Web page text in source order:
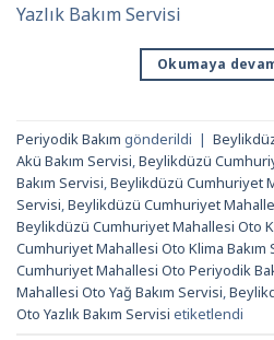
Yazlık Bakım Servisi
Okumaya
Periyodik Bakım gönderildi |
Akü Bakım Servisi,Beylikdüzü
Bakım Servisi,Beylikdüzü Cumhuriyet
Servisi,Beylikdüzü Cumhuriyet
Beylikdüzü Cumhuriyet Mahallesi Oto
Cumhuriyet Mahallesi Oto Klima Bakım
Cumhuriyet Mahallesi Oto Periyodik
Mahallesi Oto Yağ Bakım Servisi,
Oto Yazlık Bakım Servisi etiketlendi